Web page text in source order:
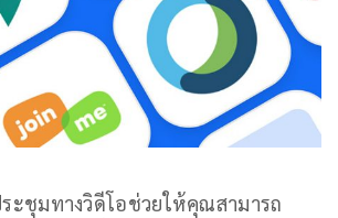
ะชุมทางวิดีโอช่วยให้คุณสามารถ